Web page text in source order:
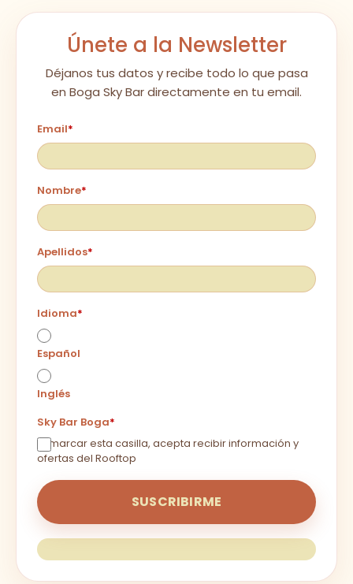
Únete a la Newsletter
Déjanos tus datos y recibe todo lo que pasa
en Boga Sky Bar directamente en tu email.
Email*
Nombre*
Apellidos*
Idioma*
Español
Inglés
Sky Bar Boga*
Al marcar esta casilla, acepta recibir información y
ofertas del Rooftop
SUSCRIBIRME